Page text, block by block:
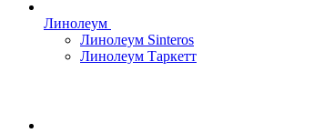
Линолеум
Линолеум Sinteros
Линолеум Таркетт